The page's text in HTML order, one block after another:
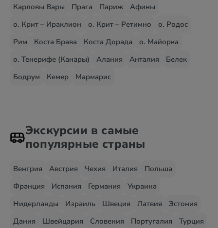
Карловы Вары
Прага Париж
Афины
о. Крит – Ираклион
о. Крит – Ретимно
о. Родос
Рим
Коста Брава Коста Дорада
о. Майорка
о. Тенерифе (Канары)
Алания Анталия
Белек
Бодрум
Кемер Мармарис
Экскурсии в самые
популярные страны
Венгрия Австрия Чехия Италия
Польша
Франция
Испания Германия
Украина
Нидерланды
Израиль Швеция Латвия
Эстония
Дания
Швейцария Словения Португалия
Турция